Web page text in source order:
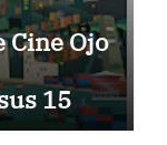
Ojo
15